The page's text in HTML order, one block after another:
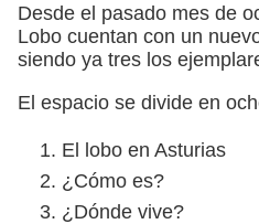
Desde el pasado mes de
Lobo cuentan con un
siendo ya tres los
El espacio se divide en
El lobo en Asturias
¿Cómo es?
¿Dónde vive?